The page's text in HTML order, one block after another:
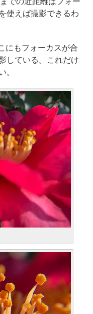
使えば撮影できるわ
にもフォーカスが合
している。これだけ
。